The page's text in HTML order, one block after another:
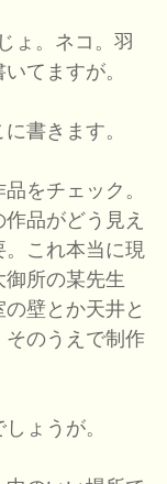
ょ。ネコ。羽
てますが。
書きます。
をチェック。
品がどう見え
。これ本当に現
所の某先生
壁とか天井と
そのうえで制作
ょうが。